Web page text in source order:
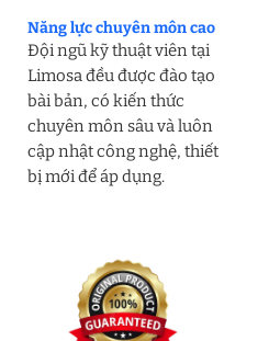
Năng lực chuyên môn cao
Đội ngũ kỹ thuật viên tại
Limosa đều được đào tạo
bài bản, có kiến thức
chuyên môn sâu và luôn
cập nhật công nghệ, thiết
bị mới để áp dụng.